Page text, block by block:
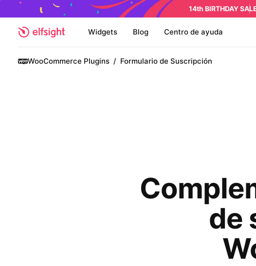
14th BIRTHDAY
Widgets Blog Centro de ayuda
WooCommerce Plugins / Formulario de Suscripción
de